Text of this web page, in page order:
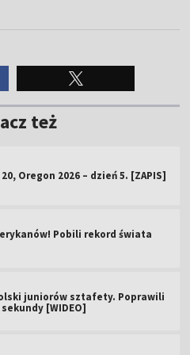
też
Oregon 2026 – dzień 5. [ZAPIS]
Pobili rekord świata
juniorów sztafety. Poprawili
[WIDEO]